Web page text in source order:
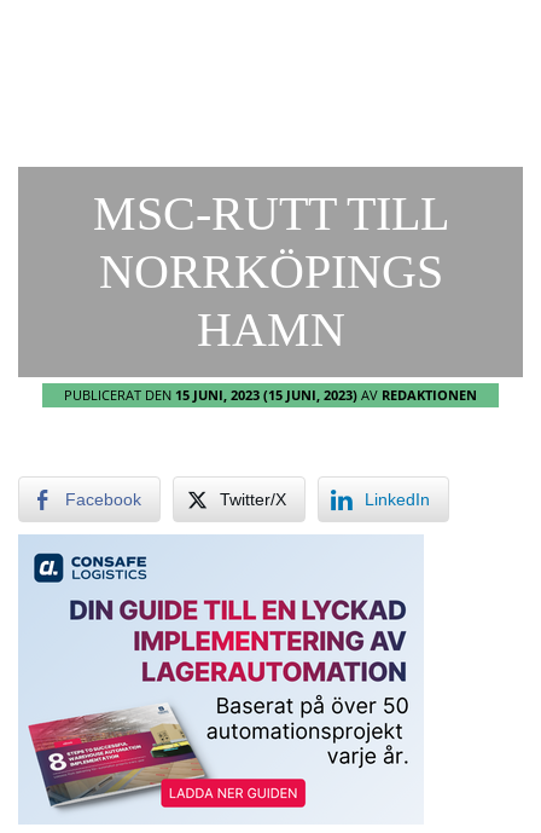
MSC-RUTT TILL
NORRKÖPINGS
HAMN
PUBLICERAT DEN 15 JUNI, 2023 (15 JUNI, 2023) AV REDAKTIONEN
Facebook Twitter/X LinkedIn